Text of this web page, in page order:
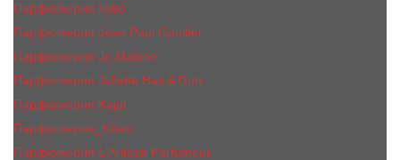
Парфюмерия Initio
Парфюмерия Jean Paul Gaultier
Парфюмерия Jо Malоnе
Парфюмерия Juliette Has A Gun
Парфюмерия Kajal
Парфюмерия_КiIiаn
Парфюмерия L'Artisan Parfumeur